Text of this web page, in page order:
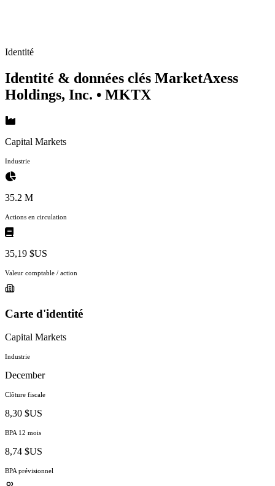
Identité
Identité & données clés MarketAxess
Holdings, Inc. • MKTX
Capital Markets
Industrie
35.2 M
Actions en circulation
35,19 $US
Valeur comptable / action
Carte d'identité
Capital Markets
Industrie
December
Clôture fiscale
8,30 $US
BPA 12 mois
8,74 $US
BPA prévisionnel